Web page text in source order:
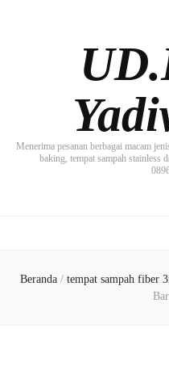
Menerima pesanan berbagai macam
baking, tempat sampah stainless
Beranda / tempat sampah fiber